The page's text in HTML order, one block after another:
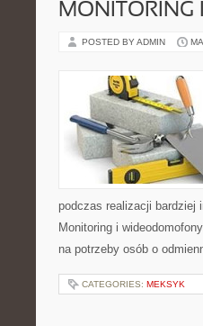
MONITORING
POSTED BY ADMIN
podczas realizacji bardziej
Monitoring i
na potrzeby osób o
CATEGORIES: MEKSYK